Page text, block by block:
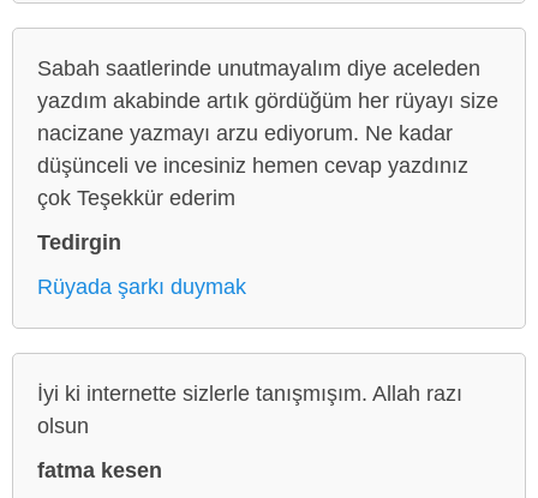
Sabah saatlerinde unutmayalım diye aceleden
yazdım akabinde artık gördüğüm her rüyayı size
nacizane yazmayı arzu ediyorum. Ne kadar
düşünceli ve incesiniz hemen cevap yazdınız
çok Teşekkür ederim
Tedirgin
Rüyada şarkı duymak
İyi ki internette sizlerle tanışmışım. Allah razı
olsun
fatma kesen